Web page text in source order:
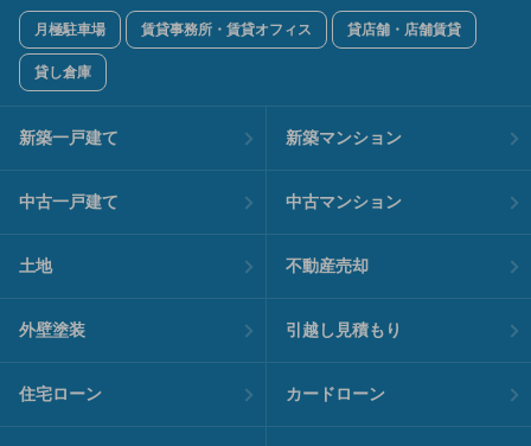
月極駐車場 賃貸事務所・賃貸オフィス 貸店舗・店舗賃貸
貸し倉庫
新築一戸建て 新築マンション
中古一戸建て 中古マンション
土地 不動産売却
外壁塗装 引越し見積もり
住宅ローン カードローン